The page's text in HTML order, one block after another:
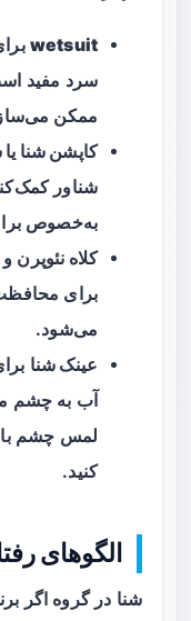
wetsuit
سرد مفید
ممکن
کاپشن شنا
شناور
به‌خصوص
کلاه نئوپرن
برای
می‌شود.
عینک شنا
آب به چشم
لمس چشم با
کنید.
الگوهای
شنا در گروه اگر